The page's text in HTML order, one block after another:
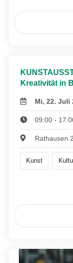
Kreativität in
Mi, 22. Juli
09:00 -
Rathausen
Kunst